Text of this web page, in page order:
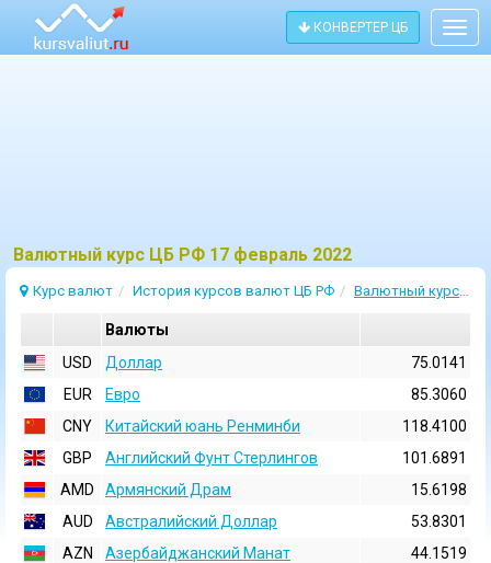
КОНВЕРТЕР ЦБ
Bалютный курс ЦБ РФ 17 февраль 2022
Курс валют История курсов валют ЦБ РФ Валютный курс 17 Февраль 2022
Валюты
USD
Доллар
75.0141
EUR
Евро
85.3060
CNY
Китайский юань Ренминби
118.4100
GBP
Английский Фунт Стерлингов
101.6891
AMD
Армянский Драм
15.6198
AUD
Австралийский Доллар
53.8301
AZN
Азербайджанский Манат
44.1519